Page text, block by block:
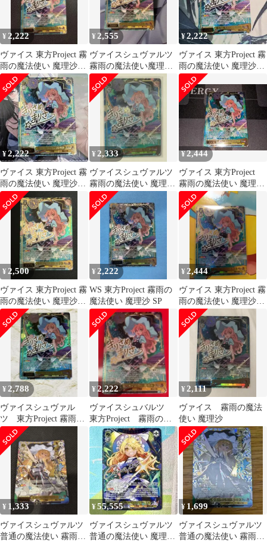
¥ 2,222
ヴァイス 東方Project 霧
雨の魔法使い 魔理沙
SP
¥ 2,555
ヴァイスシュヴァルツ
霧雨の魔法使い魔理沙
SP
¥2,222
ヴァイス 東方Project 霧
雨の魔法使い 魔理沙
SP 霧雨魔理沙
¥2,222
ヴァイス 東方Project 霧
雨の魔法使い 魔理沙
SP
¥ 2,333
ヴァイスシュヴァルツ
霧雨の魔法使い 魔理沙
SP
¥2,444
ヴァイス 東方Project
霧雨の魔法使い 魔理
沙 SP
¥ 2,500
ヴァイス 東方Project 霧
雨の魔法使い 魔理沙
SP
¥ 2,222
WS 東方Project 霧雨の
魔法使い 魔理沙 SP
¥ 2,444
ヴァイス 東方Project 霧
雨の魔法使い 魔理沙
SP 霧雨魔理沙
¥ 2,788
ヴァイスシュヴァル
ツ 東方Project 霧雨の
魔法使い 魔理沙 SP サ
イン
¥ 2,222
ヴァイスシュバルツ
東方Project 霧雨の魔
法使い 魔理沙 SP サ
イン
¥ 2,111
ヴァイス 霧雨の魔法
使い 魔理沙
¥ 1,333
ヴァイスシュヴァルツ
普通の魔法使い 霧雨魔
¥55,555
ヴァイスシュヴァルツ
普通の魔法使い 魔理沙
¥ 1,699
ヴァイスシュヴァルツ
普通の魔法使い 霧雨魔